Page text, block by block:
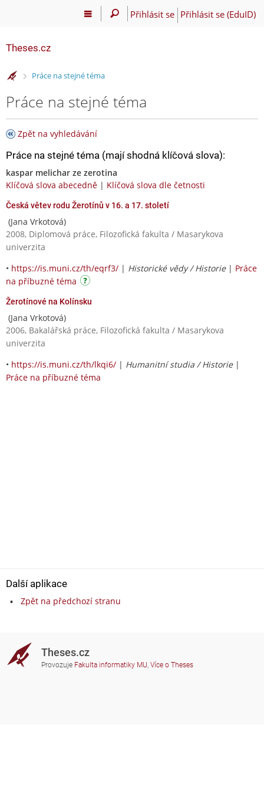
Přihlásit se Přihlásit se (EduID)
Theses.cz
>Práce na stejné téma
Práce na stejné téma
Zpět na vyhledávání
Práce na stejné téma (mají shodná klíčová slova):
kaspar melichar ze zerotina
Klíčová slova abecedně | Klíčová slova dle četnosti
Česká větev rodu Žerotínů v 16. a 17. století
(Jana Vrkotová)
2008, Diplomová práce, Filozofická fakulta / Masarykova
univerzita
• https://is.muni.cz/th/eqrf3/ | Historické vědy / Historie| Práce
na příbuzné téma
Žerotínové na Kolínsku
(Jana Vrkotová)
2006, Bakalářská práce, Filozofická fakulta / Masarykova
univerzita
• https://is.muni.cz/th/lkqi6/ | Humanitní studia / Historie|
Práce na příbuzné téma
Další aplikace
Zpět na předchozí stranu
Theses.cz
Provozuje Fakulta informatiky MU, Více o Theses